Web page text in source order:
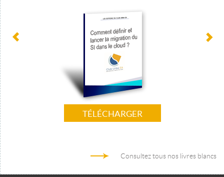
TÉLÉCHARGER
Consultez tous nos livres blancs